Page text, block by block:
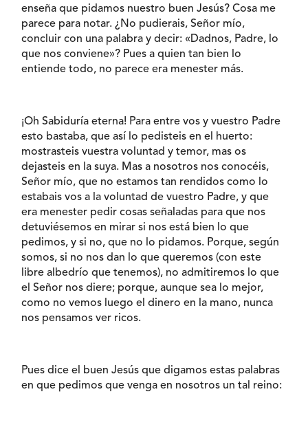
enseña que pidamos nuestro buen Jesús? Cosa me
parece para notar. ¿No pudierais, Señor mío,
concluir con una palabra y decir: «Dadnos, Padre, lo
que nos conviene»? Pues a quien tan bien lo
entiende todo, no parece era menester más.
¡Oh Sabiduría eterna! Para entre vos y vuestro Padre
esto bastaba, que así lo pedisteis en el huerto:
mostrasteis vuestra voluntad y temor, mas os
dejasteis en la suya. Mas a nosotros nos conocéis,
Señor mío, que no estamos tan rendidos como lo
estabais vos a la voluntad de vuestro Padre, y que
era menester pedir cosas señaladas para que nos
detuviésemos en mirar si nos está bien lo que
pedimos, y si no, que no lo pidamos. Porque, según
somos, si no nos dan lo que queremos (con este
libre albedrío que tenemos), no admitiremos lo que
el Señor nos diere; porque, aunque sea lo mejor,
como no vemos luego el dinero en la mano, nunca
nos pensamos ver ricos.
Pues dice el buen Jesús que digamos estas palabras
en que pedimos que venga en nosotros un tal reino: